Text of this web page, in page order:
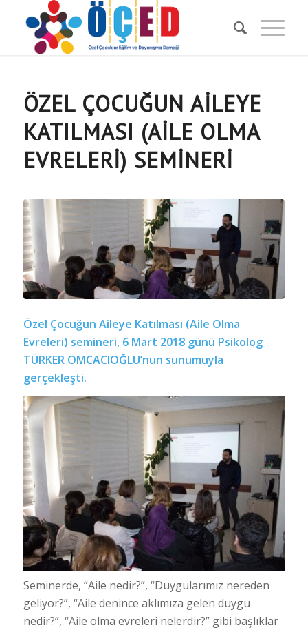
ÖZEL ÇOCUĞUN AILEYE
KATILMASI (AILE OLMA
EVRELERI) SEMINERI
Özel Çocuğun Aileye Katılması (Aile Olma
Evreleri) semineri, 6 Mart 2018 günü Psikolog
TÜRKER OMCACIOĞLU’nun sunumuyla
gerçekleşti.
Seminerde, “Aile nedir?”, “Duygularımız nereden
geliyor?”, “Aile denince aklımıza gelen duygu
nedir?”, “Aile olma evreleri nelerdir?” gibi başlıklar